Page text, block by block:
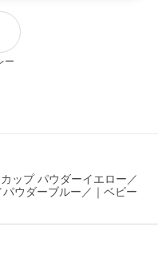
ー
ップ パウダーイエロー／
ウダーブルー／｜ベビー